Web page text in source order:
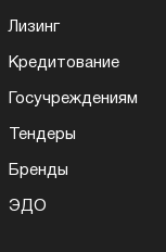
Лизинг
Кредитование
Госучреждениям
Тендеры
Бренды
ЭДО